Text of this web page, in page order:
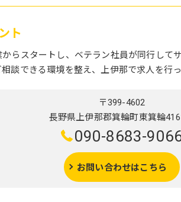
ト
らスタートし、ベテラン社員が同行して
談できる環境を整え、上伊那で求人を行っ
〒399-4602
長野県上伊那郡箕輪町東箕輪
090-8683-
お問い合わせはこちら